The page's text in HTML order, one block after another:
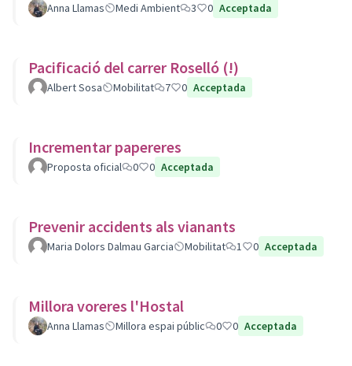
Anna Llamas Medi Ambient 3 0 Acceptada
Pacificació del carrer Roselló (!)
Albert Sosa Mobilitat 7 0 Acceptada
Incrementar papereres
Proposta oficial 0 0 Acceptada
Prevenir accidents als vianants
Maria Dolors Dalmau Garcia Mobilitat 1 0 Acceptada
Millora voreres l'Hostal
Anna Llamas Millora espai públic 0 0 Acceptada